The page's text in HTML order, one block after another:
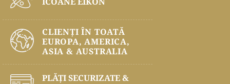
CLIENȚI ÎN TOATĂ
EUROPA, AMERICA,
ASIA & AUSTRALIA
PLĂŢI SECURIZATE &